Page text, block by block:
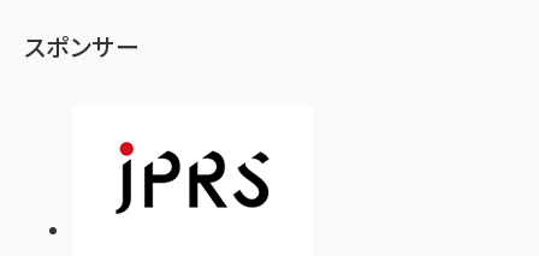
スポンサー